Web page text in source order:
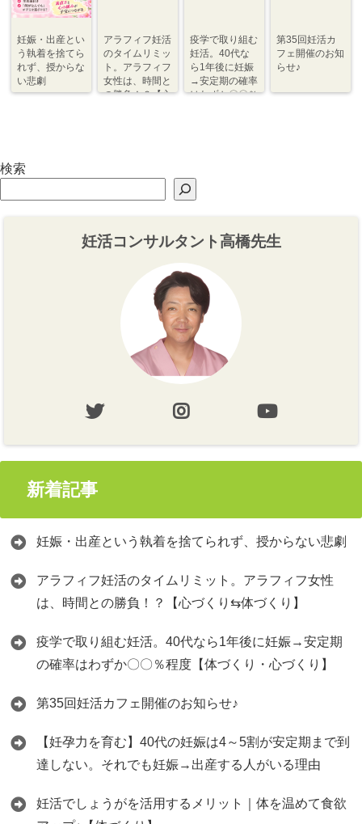
妊娠・出産とい
う執着を捨てら
れず、授からな
い悲劇
アラフィフ妊活
のタイムリミッ
ト。アラフィフ
女性は、時間と
の勝負！？【心
疫学で取り組む
妊活。40代な
ら1年後に妊娠
→安定期の確率
はわずか〇〇％
第35回妊活カ
フェ開催のお知
らせ♪
検索
妊活コンサルタント高橋先生
新着記事
妊娠・出産という執着を捨てられず、授からない悲劇
アラフィフ妊活のタイムリミット。アラフィフ女性
は、時間との勝負！？【心づくり⇆体づくり】
疫学で取り組む妊活。40代なら1年後に妊娠→安定期
の確率はわずか〇〇％程度【体づくり・心づくり】
第35回妊活カフェ開催のお知らせ♪
【妊孕力を育む】40代の妊娠は4～5割が安定期まで到
達しない。それでも妊娠→出産する人がいる理由
妊活でしょうがを活用するメリット｜体を温めて食欲